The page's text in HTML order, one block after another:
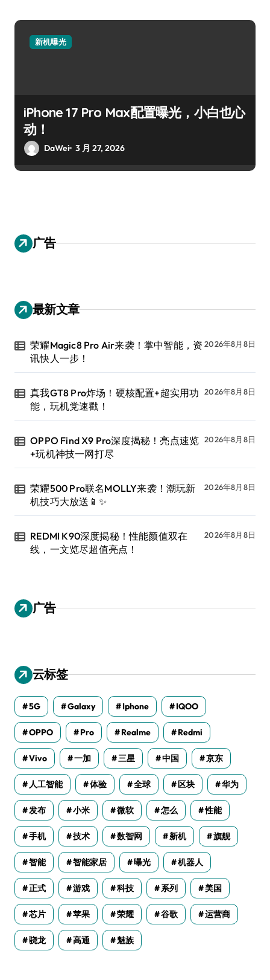
新机曝光
iPhone 17 Pro Max配置曝光，小白也心
动！
DaWei 3 月 27, 2026
广告
最新文章
荣耀Magic8 Pro Air来袭！掌中智能，资
讯快人一步！
2026年8月8日
真我GT8 Pro炸场！硬核配置+超实用功
能，玩机党速戳！
2026年8月8日
OPPO Find X9 Pro深度揭秘！亮点速览
+玩机神技一网打尽
2026年8月8日
荣耀500 Pro联名MOLLY来袭！潮玩新
机技巧大放送📱✨
2026年8月8日
REDMI K90深度揭秘！性能颜值双在
线，一文览尽超值亮点！
2026年8月8日
广告
云标签
5G Galaxy Iphone IQOO
OPPO Pro Realme Redmi
Vivo 一加 三星 中国 京东
人工智能 体验 全球 区块 华为
发布 小米 微软 怎么 性能
手机 技术 数智网 新机 旗舰
智能 智能家居 曝光 机器人
正式 游戏 科技 系列 美国
芯片 苹果 荣耀 谷歌 运营商
骁龙 高通 魅族